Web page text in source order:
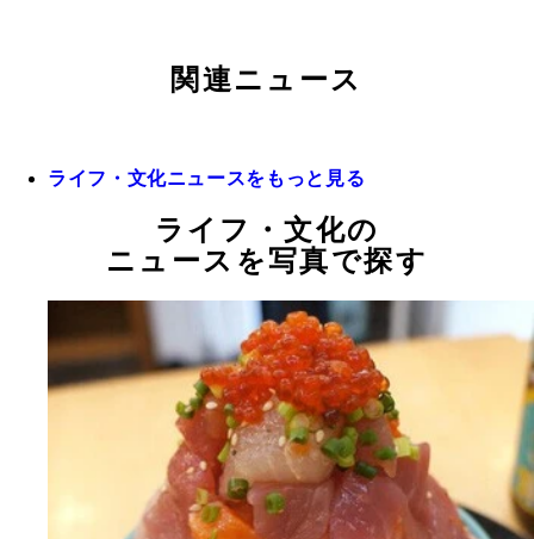
関連ニュース
ライフ・文化ニュースをもっと見る
ライフ・文化の
ニュースを写真で探す